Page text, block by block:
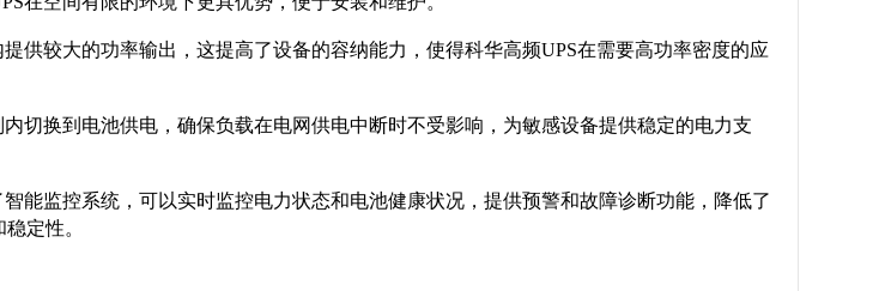
供较大的功率输出，这提高了设备的容纳能力，使得科华高频UPS在需要高功率密度的应
切换到电池供电，确保负载在电网供电中断时不受影响，为敏感设备提供稳定的电力支
能监控系统，可以实时监控电力状态和电池健康状况，提供预警和故障诊断功能，降低了
定性。